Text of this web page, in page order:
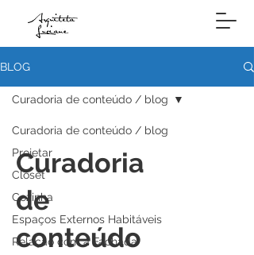
BLOG
Curadoria de conteúdo / blog
Projetar
Closet
Cozinha
Espaços Externos Habitáveis
Relação com a Fachada
Curadoria de conteúdo / blog
Curadoria
de
conteúdo